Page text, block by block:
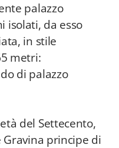
palazzo
isolati, da esso
in stile
metri:
di palazzo
del Settecento,
Gravina principe di